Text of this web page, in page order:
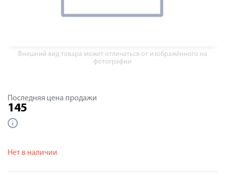
Внешний вид товара может отличаться от изображённого на
фотографии
Последняя цена продажи
145
Нет в наличии